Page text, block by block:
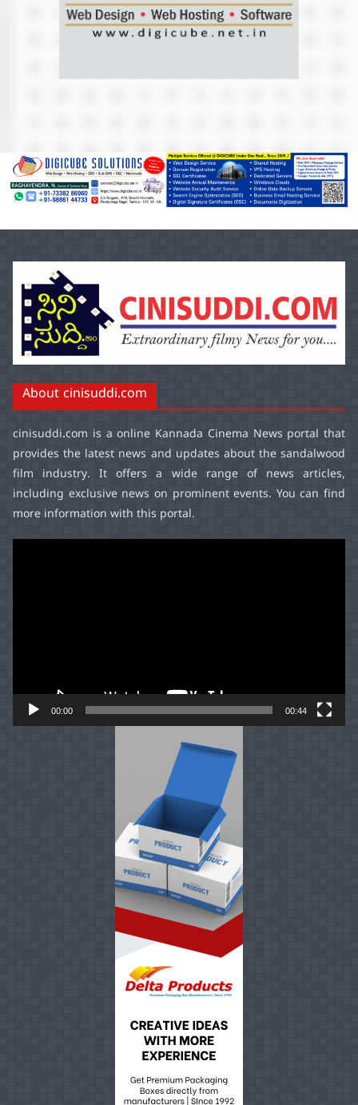
About cinisuddi.com
cinisuddi.com is a online Kannada Cinema News portal that
provides the latest news and updates about the sandalwood
film industry. It offers a wide range of news articles,
including exclusive news on prominent events. You can find
more information with this portal.
00:00 00:44